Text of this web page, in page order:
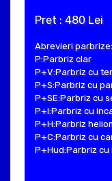
Pret : 480 Lei
Abrevieri parbrize:
P:Parbriz clar
P+V:Parbriz cu
P+S:Parbriz cu
P+SE:Parbriz cu
P+I:Parbriz cu
P+H:Parbriz
P+C:Parbriz cu
P+Hud:Parbriz